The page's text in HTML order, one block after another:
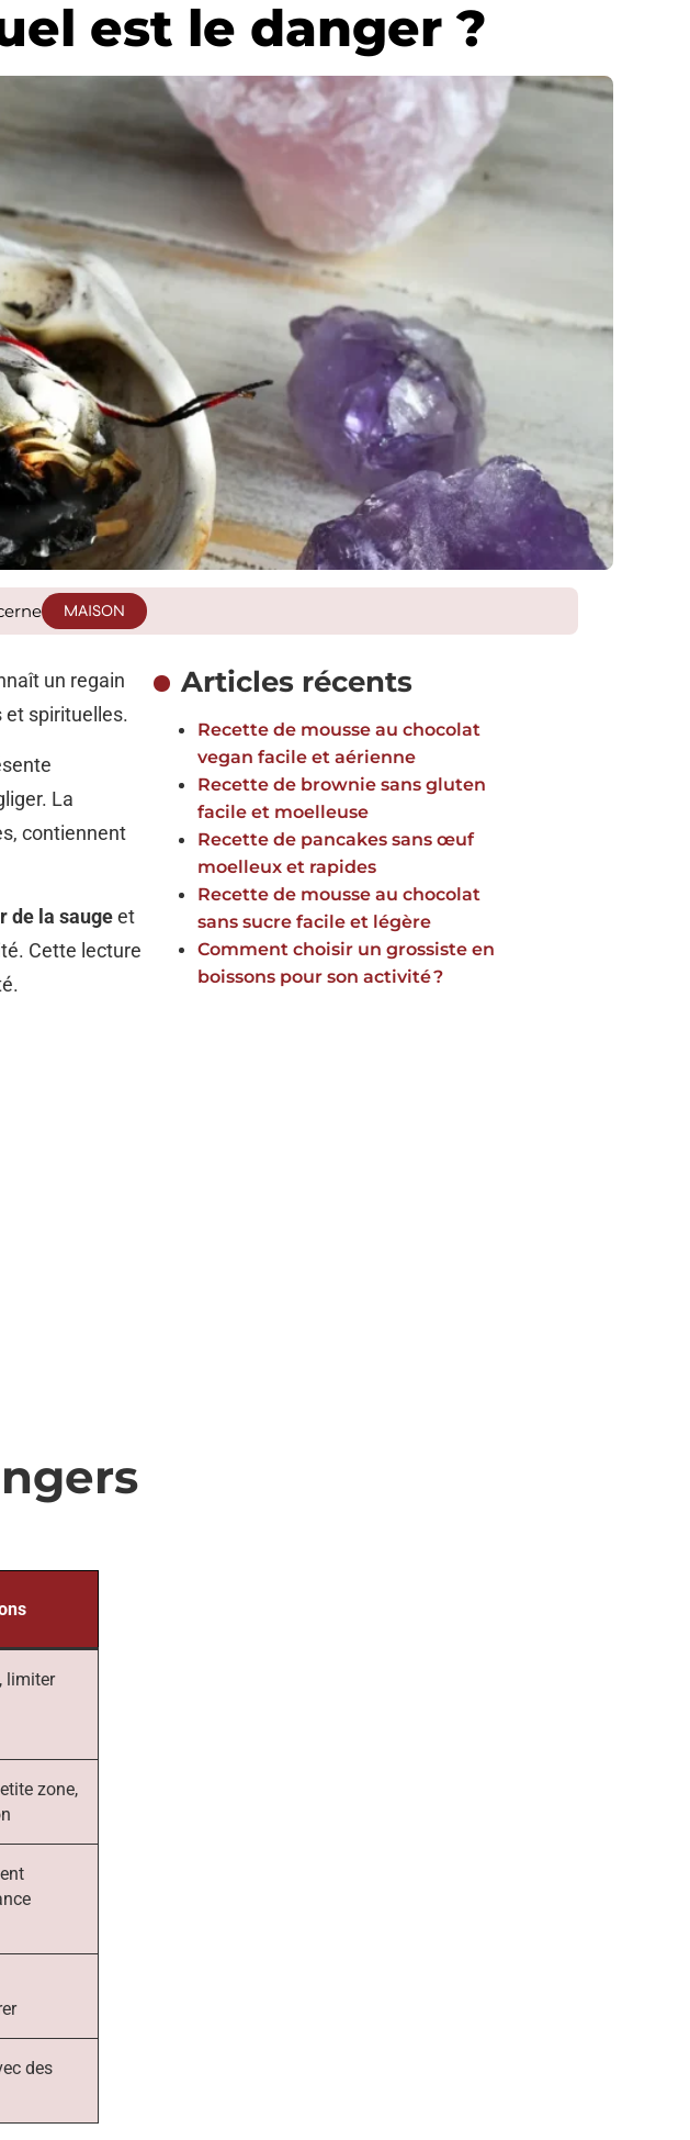
est le danger ?
MAISON
un regain
et spirituelles.
La
contiennent
de la sauge et
Cette lecture
limiter
zone,
des
Articles récents
Recette de mousse au chocolat
vegan facile et aérienne
Recette de brownie sans gluten
facile et moelleuse
Recette de pancakes sans œuf
moelleux et rapides
Recette de mousse au chocolat
sans sucre facile et légère
Comment choisir un grossiste en
boissons pour son activité ?